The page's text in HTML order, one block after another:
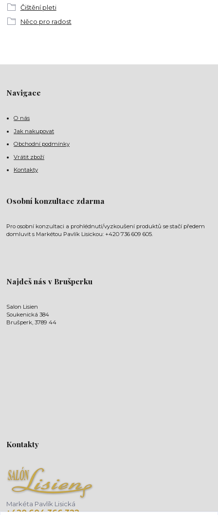
Čištění pleti
Něco pro radost
Navigace
O nás
Jak nakupovat
Obchodní podmínky
Vrátit zboží
Kontakty
Osobní konzultace zdarma
Pro osobní konzultaci a prohlédnutí/vyzkoušení produktů se stačí předem
domluvit s Markétou Pavlík Lisickou: +420 736 609 605.
Najdeš nás v Brušperku
Salon Lisien
Soukenická 384
Brušperk, 3789 44
Kontakty
Markéta Pavlík Lisická
+420 604 366 322